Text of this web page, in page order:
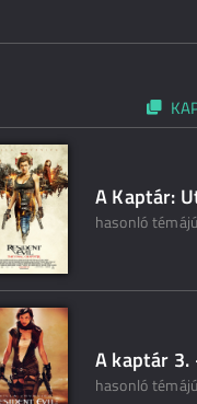
A Kaptár:
hasonló
A kaptár 3.
hasonló